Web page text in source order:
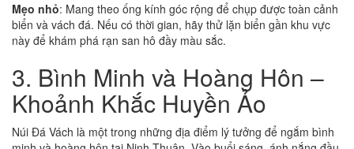
Mẹo nhỏ: Mang theo ống kính góc rộng để chụp được toàn cảnh
biển và vách đá. Nếu có thời gian, hãy thử lặn biển gần khu vực
này để khám phá rạn san hô đầy màu sắc.
3. Bình Minh và Hoàng Hôn –
Khoảnh Khắc Huyền Ảo
Núi Đá Vách là một trong những địa điểm lý tưởng để ngắm bình